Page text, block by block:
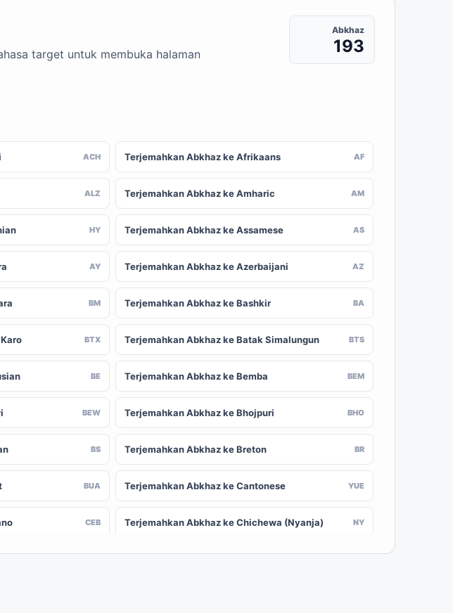
target untuk membuka halaman
Abkhaz
193
ACH Terjemahkan Abkhaz ke Afrikaans AF
ALZ Terjemahkan Abkhaz ke Amharic AM
HY Terjemahkan Abkhaz ke Assamese AS
AY Terjemahkan Abkhaz ke Azerbaijani AZ
BM Terjemahkan Abkhaz ke Bashkir BA
BTX Terjemahkan Abkhaz ke Batak Simalungun BTS
BE Terjemahkan Abkhaz ke Bemba BEM
BEW Terjemahkan Abkhaz ke Bhojpuri BHO
BS Terjemahkan Abkhaz ke Breton BR
BUA Terjemahkan Abkhaz ke Cantonese YUE
CEB Terjemahkan Abkhaz ke Chichewa (Nyanja) NY